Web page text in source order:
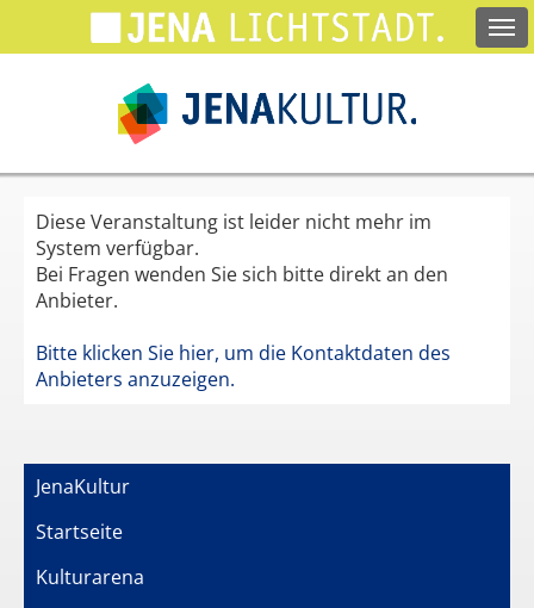
zum
Diese Veranstaltung ist leider nicht mehr im
System verfügbar.
Bei Fragen wenden Sie sich bitte direkt an den
Anbieter.
Bitte klicken Sie hier, um die Kontaktdaten des
Anbieters anzuzeigen.
JenaKultur
Startseite
Kulturarena